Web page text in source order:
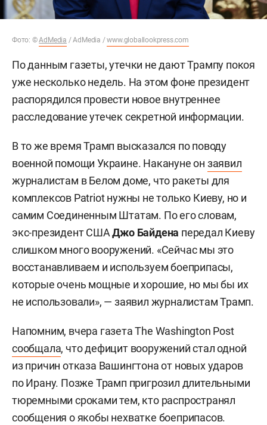
Фото: ©AdMedia / AdMedia /www.globallookpress.com
По данным газеты, утечки не дают Трампу покоя
уже несколько недель. На этом фоне президент
распорядился провести новое внутреннее
расследование утечек секретной информации.
В то же время Трамп высказался по поводу
военной помощи Украине. Накануне он заявил
журналистам в Белом доме, что ракеты для
комплексов Patriot нужны не только Киеву, но и
самим Соединенным Штатам. По его словам,
экс-президент СШАДжо Байдена передал Киеву
слишком много вооружений. «Сейчас мы это
восстанавливаем и используем боеприпасы,
которые очень мощные и хорошие, но мы бы их
не использовали», — заявил журналистам Трамп.
Напомним, вчера газета The Washington Post
сообщала, что дефицит вооружений стал одной
из причин отказа Вашингтона от новых ударов
по Ирану. Позже Трамп пригрозил длительными
тюремными сроками тем, кто распространял
сообщения о якобы нехватке боеприпасов.